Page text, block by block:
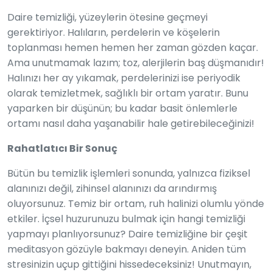
Daire temizliği, yüzeylerin ötesine geçmeyi
gerektiriyor. Halıların, perdelerin ve köşelerin
toplanması hemen hemen her zaman gözden kaçar.
Ama unutmamak lazım; toz, alerjilerin baş düşmanıdır!
Halınızı her ay yıkamak, perdelerinizi ise periyodik
olarak temizletmek, sağlıklı bir ortam yaratır. Bunu
yaparken bir düşünün; bu kadar basit önlemlerle
ortamı nasıl daha yaşanabilir hale getirebileceğinizi!
Rahatlatıcı Bir Sonuç
Bütün bu temizlik işlemleri sonunda, yalnızca fiziksel
alanınızı değil, zihinsel alanınızı da arındırmış
oluyorsunuz. Temiz bir ortam, ruh halinizi olumlu yönde
etkiler. İçsel huzurunuzu bulmak için hangi temizliği
yapmayı planlıyorsunuz? Daire temizliğine bir çeşit
meditasyon gözüyle bakmayı deneyin. Aniden tüm
stresinizin uçup gittiğini hissedeceksiniz! Unutmayın,